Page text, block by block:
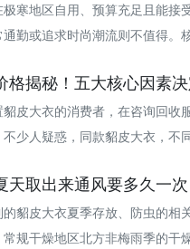
寒地区自用、预算充足且能接
勤或追求时尚潮流则不值得。
格揭秘！五大核心因素
皮大衣的消费者，在咨询回收
少人疑惑，同款貂皮大衣，不
天取出来通风要多久一次
貂皮大衣夏季存放、防虫的相
规干燥地区‌北方非梅雨季的干